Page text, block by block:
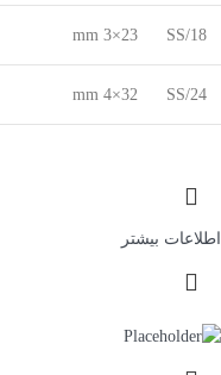
SS/18
23×3 mm
SS/24
32×4 mm
اطلاعات بیشتر